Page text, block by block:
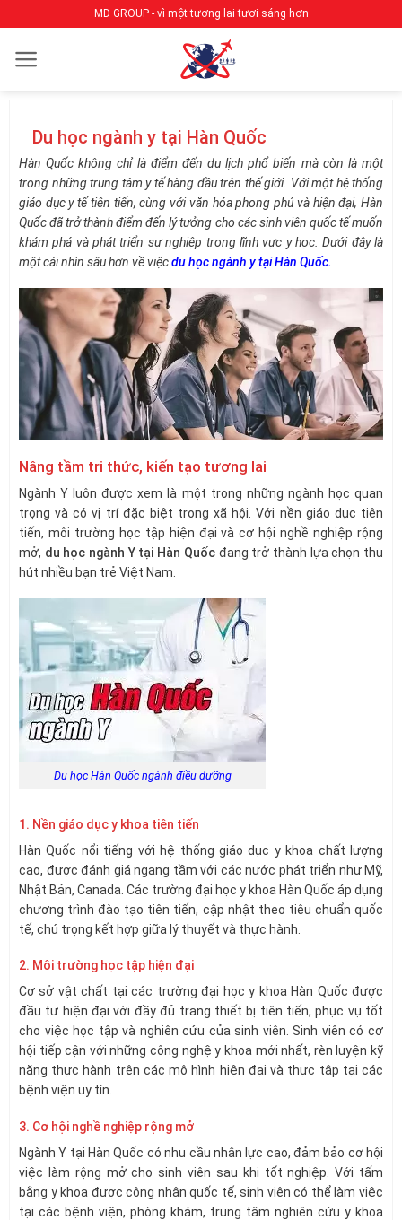
qua
nội
MD GROUP - vì một tương lai tươi sáng hơn
Du học ngành y tại Hàn Quốc
Hàn Quốc không chỉ là điểm đến du lịch phổ biến mà còn là một
trong những trung tâm y tế hàng đầu trên thế giới. Với một hệ thống
giáo dục y tế tiên tiến, cùng với văn hóa phong phú và hiện đại, Hàn
Quốc đã trở thành điểm đến lý tưởng cho các sinh viên quốc tế muốn
khám phá và phát triển sự nghiệp trong lĩnh vực y học. Dưới đây là
một cái nhìn sâu hơn về việcdu học ngành y tại Hàn Quốc.
Nâng tầm tri thức, kiến tạo tương lai
Ngành Y luôn được xem là một trong những ngành học quan
trọng và có vị trí đặc biệt trong xã hội. Với nền giáo dục tiên
tiến, môi trường học tập hiện đại và cơ hội nghề nghiệp rộng
mở, du học ngành Y tại Hàn Quốcđang trở thành lựa chọn thu
hút nhiều bạn trẻ Việt Nam.
Du học Hàn Quốc ngành điều dưỡng
1. Nền giáo dục y khoa tiên tiến
Hàn Quốc nổi tiếng với hệ thống giáo dục y khoa chất lượng
cao, được đánh giá ngang tầm với các nước phát triển như Mỹ,
Nhật Bản, Canada. Các trường đại học y khoa Hàn Quốc áp dụng
chương trình đào tạo tiên tiến, cập nhật theo tiêu chuẩn quốc
tế, chú trọng kết hợp giữa lý thuyết và thực hành.
2. Môi trường học tập hiện đại
Cơ sở vật chất tại các trường đại học y khoa Hàn Quốc được
đầu tư hiện đại với đầy đủ trang thiết bị tiên tiến, phục vụ tốt
cho việc học tập và nghiên cứu của sinh viên. Sinh viên có cơ
hội tiếp cận với những công nghệ y khoa mới nhất, rèn luyện kỹ
năng thực hành trên các mô hình hiện đại và thực tập tại các
bệnh viện uy tín.
3. Cơ hội nghề nghiệp rộng mở
Ngành Y tại Hàn Quốc có nhu cầu nhân lực cao, đảm bảo cơ hội
việc làm rộng mở cho sinh viên sau khi tốt nghiệp. Với tấm
bằng y khoa được công nhận quốc tế, sinh viên có thể làm việc
tại các bệnh viện, phòng khám, trung tâm nghiên cứu y khoa